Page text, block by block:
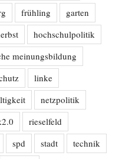
frühling
garten
hochschulpolitik
meinungsbildung
linke
netzpolitik
rieselfeld
spd stadt
technik